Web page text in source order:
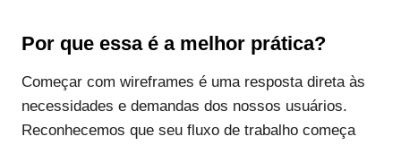
Por que essa é a melhor prática?
Começar com wireframes é uma resposta direta às
necessidades e demandas dos nossos usuários.
Reconhecemos que seu fluxo de trabalho começa